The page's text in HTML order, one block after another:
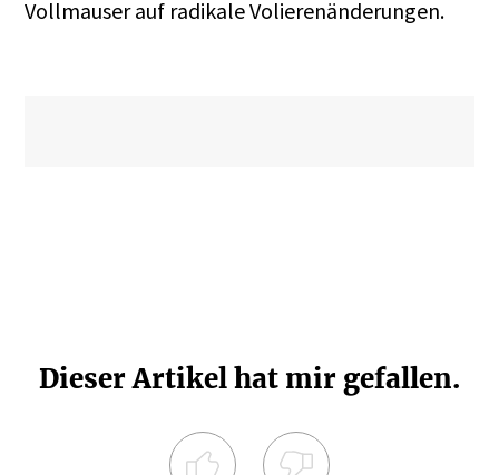
Vollmauser auf radikale Volierenänderungen.
Dieser Artikel hat mir gefallen.